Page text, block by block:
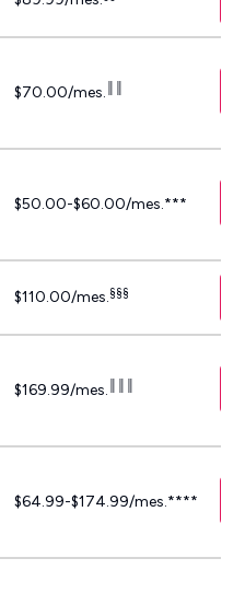
$70.00/mes.
$50.00-$60.00/mes.***
$110.00/mes.§§§
$169.99/mes.
$64.99-$174.99/mes.****